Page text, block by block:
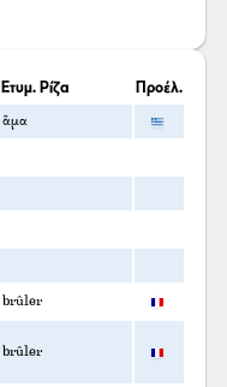
Ετυμ. Ρίζα Προέλ.
ἅμα
brûler
brûler